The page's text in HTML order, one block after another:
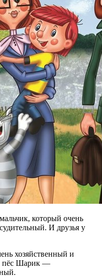
который очень
И друзья у
хозяйственный и
пёс Шарик —